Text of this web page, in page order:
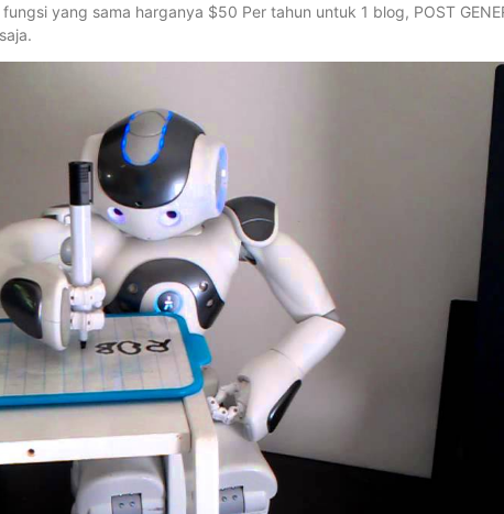
yang sama harganya $50 Per tahun untuk 1 blog, POST